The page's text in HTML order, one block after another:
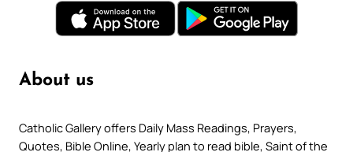
About us
Catholic Gallery offers Daily Mass Readings, Prayers,
Quotes, Bible Online, Yearly plan to read bible, Saint of the